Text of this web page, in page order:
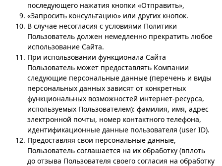
последующего нажатия кнопки «Отправить»,
«Запросить консультацию» или других кнопок.
В случае несогласия с условиями Политики
Пользователь должен немедленно прекратить любое
использование Сайта.
При использовании функционала Сайта
Пользователь может предоставлять Компании
следующие персональные данные (перечень и виды
персональных данных зависят от конкретных
функциональных возможностей интернет-ресурса,
используемых Пользователем): фамилия, имя, адрес
электронной почты, номер контактного телефона,
идентификационные данные пользователя (user ID).
Предоставляя свои персональные данные,
Пользователь соглашается на их обработку (вплоть
до отзыва Пользователя своего согласия на обработку